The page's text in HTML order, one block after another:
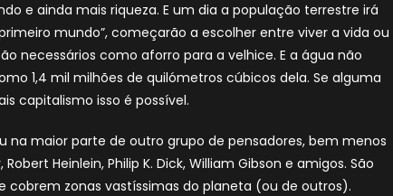
e ainda mais riqueza. E um dia a população terrestre irá
mundo”, começarão a escolher entre viver a vida ou
necessários como aforro para a velhice. E a água não
1,4 mil milhões de quilómetros cúbicos dela. Se alguma
capitalismo isso é possível.
na maior parte de outro grupo de pensadores, bem menos
Heinlein, Philip K. Dick, William Gibson e amigos. São
cobrem zonas vastíssimas do planeta (ou de outros).